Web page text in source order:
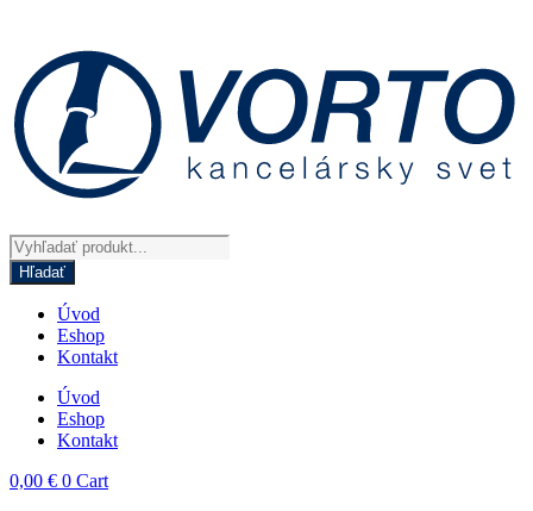
obsah
Products
search
Hľadať
Úvod
Eshop
Kontakt
Úvod
Eshop
Kontakt
0,00 € 0 Cart